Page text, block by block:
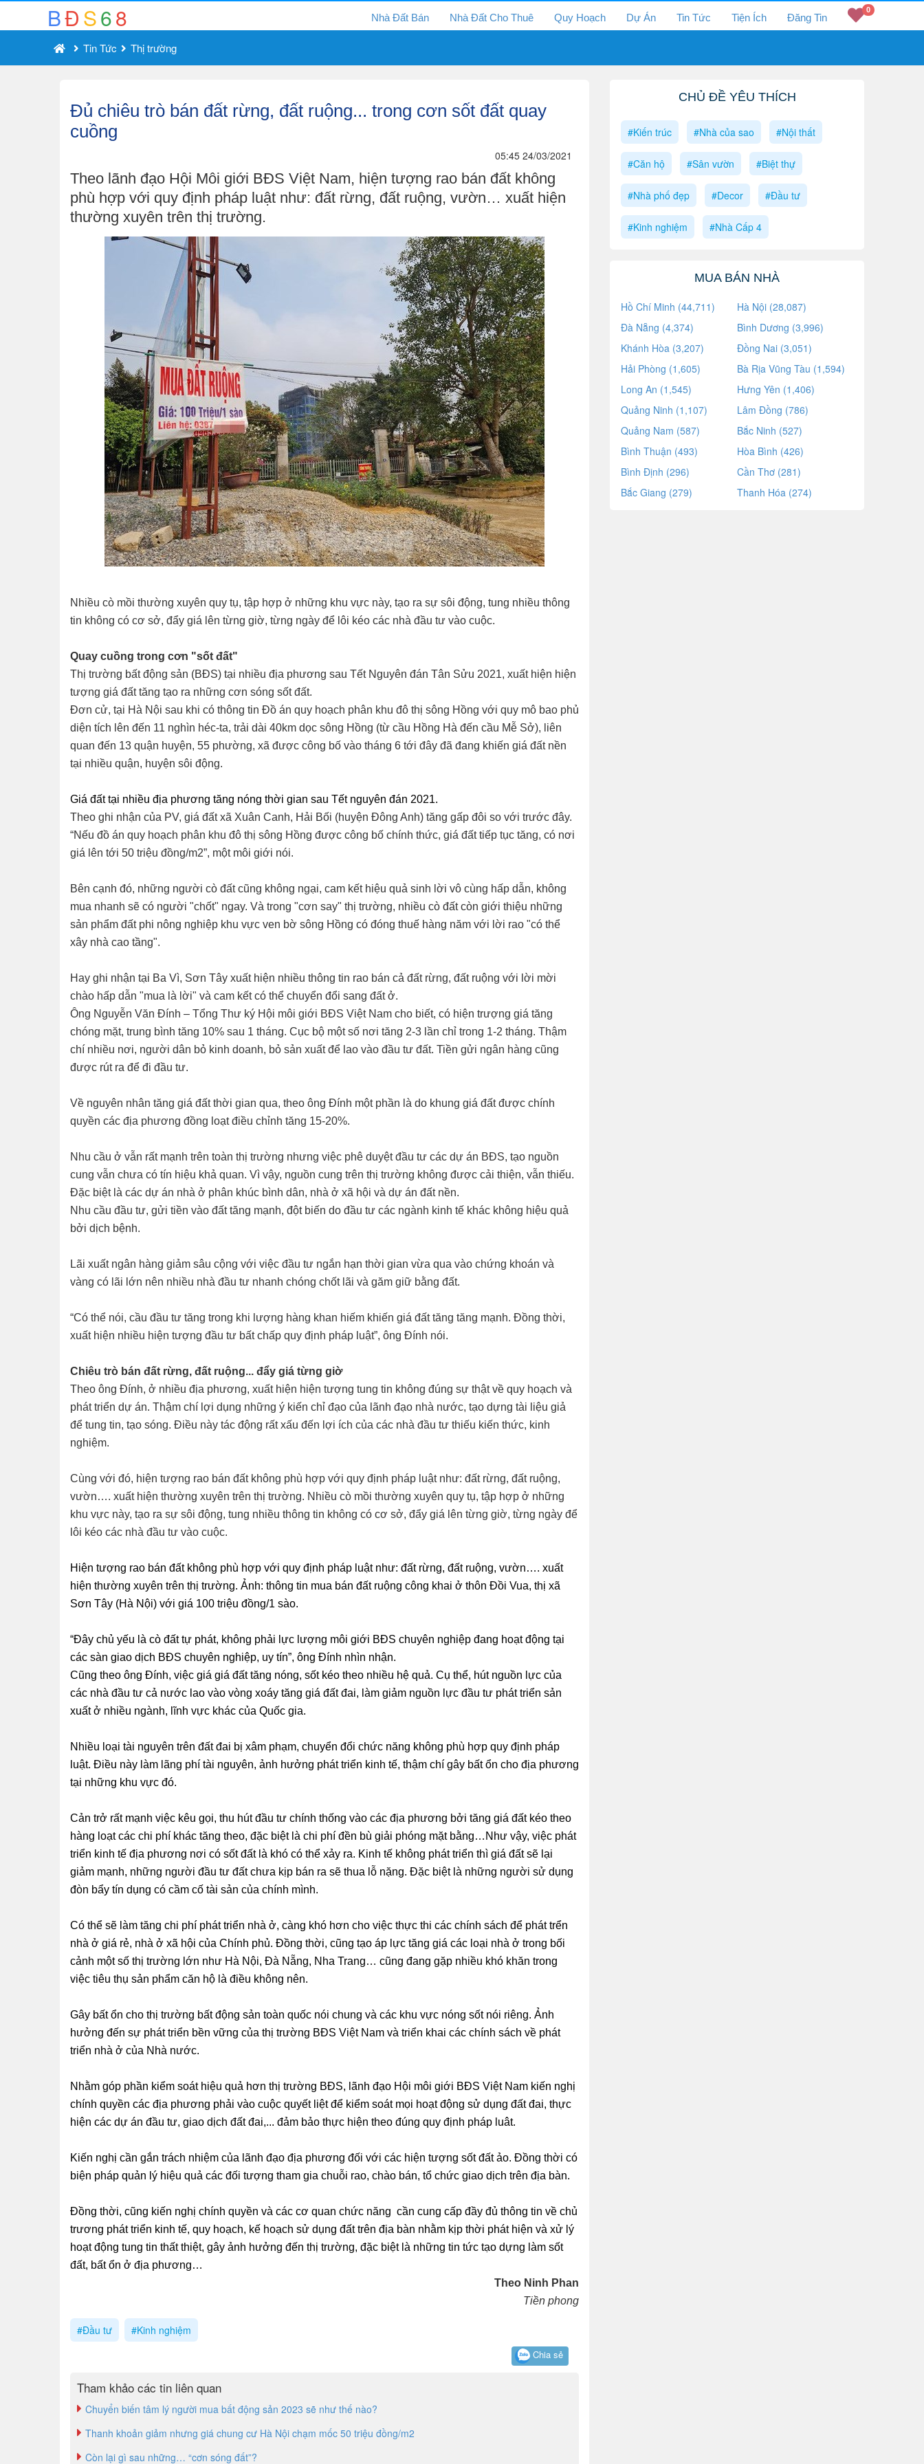
BĐS68 Nhà Đất Bán Nhà Đất Cho Thuê Quy Hoạch Dự Án Tin Tức Tiện Ích Đăng Tin
0
Tin Tức Thị trường
Đủ chiêu trò bán đất rừng, đất ruộng... trong cơn sốt đất quay
cuồng
05:45 24/03/2021
Theo lãnh đạo Hội Môi giới BĐS Việt Nam, hiện tượng rao bán đất không
phù hợp với quy định pháp luật như: đất rừng, đất ruộng, vườn… xuất hiện
thường xuyên trên thị trường.
Nhiều cò mồi thường xuyên quy tụ, tập hợp ở những khu vực này, tạo ra sự sôi động, tung nhiều thông
tin không có cơ sở, đẩy giá lên từng giờ, từng ngày để lôi kéo các nhà đầu tư vào cuộc.
Quay cuồng trong cơn "sốt đất"
Thị trường bất động sản (BĐS) tại nhiều địa phương sau Tết Nguyên đán Tân Sửu 2021, xuất hiện hiện
tượng giá đất tăng tạo ra những cơn sóng sốt đất.
Đơn cử, tại Hà Nội sau khi có thông tin Đồ án quy hoạch phân khu đô thị sông Hồng với quy mô bao phủ
diện tích lên đến 11 nghìn héc-ta, trải dài 40km dọc sông Hồng (từ cầu Hồng Hà đến cầu Mễ Sở), liên
quan đến 13 quận huyện, 55 phường, xã được công bố vào tháng 6 tới đây đã đang khiến giá đất nền
tại nhiều quận, huyện sôi động.
Giá đất tại nhiều địa phương tăng nóng thời gian sau Tết nguyên đán 2021.
Theo ghi nhận của PV, giá đất xã Xuân Canh, Hải Bối (huyện Đông Anh) tăng gấp đôi so với trước đây.
“Nếu đồ án quy hoạch phân khu đô thị sông Hồng được công bố chính thức, giá đất tiếp tục tăng, có nơi
giá lên tới 50 triệu đồng/m2”, một môi giới nói.
Bên cạnh đó, những người cò đất cũng không ngại, cam kết hiệu quả sinh lời vô cùng hấp dẫn, không
mua nhanh sẽ có người "chốt" ngay. Và trong "cơn say" thị trường, nhiều cò đất còn giới thiệu những
sản phẩm đất phi nông nghiệp khu vực ven bờ sông Hồng có đóng thuế hàng năm với lời rao "có thể
xây nhà cao tầng".
Hay ghi nhận tại Ba Vì, Sơn Tây xuất hiện nhiều thông tin rao bán cả đất rừng, đất ruộng với lời mời
chào hấp dẫn "mua là lời" và cam kết có thể chuyển đổi sang đất ở.
Ông Nguyễn Văn Đính – Tổng Thư ký Hội môi giới BĐS Việt Nam cho biết, có hiện trượng giá tăng
chóng mặt, trung bình tăng 10% sau 1 tháng. Cục bộ một số nơi tăng 2-3 lần chỉ trong 1-2 tháng. Thậm
chí nhiều nơi, người dân bỏ kinh doanh, bỏ sản xuất để lao vào đầu tư đất. Tiền gửi ngân hàng cũng
được rút ra để đi đầu tư.
Về nguyên nhân tăng giá đất thời gian qua, theo ông Đính một phần là do khung giá đất được chính
quyền các địa phương đồng loạt điều chỉnh tăng 15-20%.
Nhu cầu ở vẫn rất mạnh trên toàn thị trường nhưng việc phê duyệt đầu tư các dự án BĐS, tạo nguồn
cung vẫn chưa có tín hiệu khả quan. Vì vậy, nguồn cung trên thị trường không được cải thiện, vẫn thiếu.
Đặc biệt là các dự án nhà ở phân khúc bình dân, nhà ở xã hội và dự án đất nền.
Nhu cầu đầu tư, gửi tiền vào đất tăng mạnh, đột biến do đầu tư các ngành kinh tế khác không hiệu quả
bởi dịch bệnh.
Lãi xuất ngân hàng giảm sâu cộng với việc đầu tư ngắn hạn thời gian vừa qua vào chứng khoán và
vàng có lãi lớn nên nhiều nhà đầu tư nhanh chóng chốt lãi và găm giữ bằng đất.
“Có thể nói, cầu đầu tư tăng trong khi lượng hàng khan hiếm khiến giá đất tăng tăng mạnh. Đồng thời,
xuất hiện nhiều hiện tượng đầu tư bất chấp quy định pháp luật”, ông Đính nói.
Chiêu trò bán đất rừng, đất ruộng... đẩy giá từng giờ
Theo ông Đính, ở nhiều địa phương, xuất hiện hiện tượng tung tin không đúng sự thật về quy hoạch và
phát triển dự án. Thậm chí lợi dụng những ý kiến chỉ đạo của lãnh đạo nhà nước, tạo dựng tài liệu giả
để tung tin, tạo sóng. Điều này tác động rất xấu đến lợi ích của các nhà đầu tư thiếu kiến thức, kinh
nghiệm.
Cùng với đó, hiện tượng rao bán đất không phù hợp với quy định pháp luật như: đất rừng, đất ruộng,
vườn…. xuất hiện thường xuyên trên thị trường. Nhiều cò mồi thường xuyên quy tụ, tập hợp ở những
khu vực này, tạo ra sự sôi động, tung nhiều thông tin không có cơ sở, đẩy giá lên từng giờ, từng ngày để
lôi kéo các nhà đầu tư vào cuộc.
Hiện tượng rao bán đất không phù hợp với quy định pháp luật như: đất rừng, đất ruộng, vườn…. xuất
hiện thường xuyên trên thị trường. Ảnh: thông tin mua bán đất ruộng công khai ở thôn Đồi Vua, thị xã
Sơn Tây (Hà Nội) với giá 100 triệu đồng/1 sào.
“Đây chủ yếu là cò đất tự phát, không phải lực lượng môi giới BĐS chuyên nghiệp đang hoạt động tại
các sàn giao dịch BĐS chuyên nghiệp, uy tín”, ông Đính nhìn nhận.
Cũng theo ông Đính, việc giá giá đất tăng nóng, sốt kéo theo nhiều hệ quả. Cụ thể, hút nguồn lực của
các nhà đầu tư cả nước lao vào vòng xoáy tăng giá đất đai, làm giảm nguồn lực đầu tư phát triển sản
xuất ở nhiều ngành, lĩnh vực khác của Quốc gia.
Nhiều loại tài nguyên trên đất đai bị xâm phạm, chuyển đổi chức năng không phù hợp quy định pháp
luật. Điều này làm lãng phí tài nguyên, ảnh hưởng phát triển kinh tế, thậm chí gây bất ổn cho địa phương
tại những khu vực đó.
Cản trở rất mạnh việc kêu gọi, thu hút đầu tư chính thống vào các địa phương bởi tăng giá đất kéo theo
hàng loạt các chi phí khác tăng theo, đặc biệt là chi phí đền bù giải phóng mặt bằng…Như vậy, việc phát
triển kinh tế địa phương nơi có sốt đất là khó có thể xảy ra. Kinh tế không phát triển thì giá đất sẽ lại
giảm mạnh, những người đầu tư đất chưa kịp bán ra sẽ thua lỗ nặng. Đặc biệt là những người sử dụng
đòn bẩy tín dụng có cầm cố tài sản của chính mình.
Có thể sẽ làm tăng chi phí phát triển nhà ở, càng khó hơn cho việc thực thi các chính sách để phát trển
nhà ở giá rẻ, nhà ở xã hội của Chính phủ. Đồng thời, cũng tạo áp lực tăng giá các loại nhà ở trong bối
cảnh một số thị trường lớn như Hà Nội, Đà Nẵng, Nha Trang… cũng đang gặp nhiều khó khăn trong
việc tiêu thụ sản phẩm căn hộ là điều không nên.
Gây bất ổn cho thị trường bất động sản toàn quốc nói chung và các khu vực nóng sốt nói riêng. Ảnh
hưởng đến sự phát triển bền vững của thị trường BĐS Việt Nam và triển khai các chính sách về phát
triển nhà ở của Nhà nước.
Nhằm góp phần kiểm soát hiệu quả hơn thị trường BĐS, lãnh đạo Hội môi giới BĐS Việt Nam kiến nghị
chính quyền các địa phương phải vào cuộc quyết liệt để kiểm soát mọi hoạt động sử dụng đất đai, thực
hiện các dự án đầu tư, giao dịch đất đai,... đảm bảo thực hiện theo đúng quy định pháp luât.
Kiến nghị cần gắn trách nhiệm của lãnh đạo địa phương đối với các hiện tượng sốt đất ảo. Đồng thời có
biện pháp quản lý hiệu quả các đối tượng tham gia chuỗi rao, chào bán, tổ chức giao dịch trên địa bàn.
Đồng thời, cũng kiến nghị chính quyền và các cơ quan chức năng cần cung cấp đầy đủ thông tin về chủ
trương phát triển kinh tế, quy hoạch, kế hoạch sử dụng đất trên địa bàn nhằm kịp thời phát hiện và xử lý
hoạt động tung tin thất thiệt, gây ảnh hưởng đến thị trường, đặc biệt là những tin tức tạo dựng làm sốt
đất, bất ổn ở địa phương…
Theo Ninh Phan
Tiền phong
#Đầu tư #Kinh nghiệm
Chia sẻ
Tham khảo các tin liên quan
Chuyển biến tâm lý người mua bất động sản 2023 sẽ như thế nào?
Thanh khoản giảm nhưng giá chung cư Hà Nội chạm mốc 50 triệu đồng/m2
Còn lại gì sau những… “cơn sóng đất”?
CHỦ ĐỀ YÊU THÍCH
#Kiến trúc #Nhà của sao #Nội thất
#Căn hộ #Sân vườn #Biệt thự
#Nhà phố đẹp #Decor #Đầu tư
#Kinh nghiệm #Nhà Cấp 4
MUA BÁN NHÀ
Hồ Chí Minh (44,711)
Hà Nội (28,087)
Đà Nẵng (4,374)
Bình Dương (3,996)
Khánh Hòa (3,207)
Đồng Nai (3,051)
Hải Phòng (1,605)
Bà Rịa Vũng Tàu (1,594)
Long An (1,545)
Hưng Yên (1,406)
Quảng Ninh (1,107)
Lâm Đồng (786)
Quảng Nam (587)
Bắc Ninh (527)
Bình Thuận (493)
Hòa Bình (426)
Bình Định (296)
Cần Thơ (281)
Bắc Giang (279)
Thanh Hóa (274)